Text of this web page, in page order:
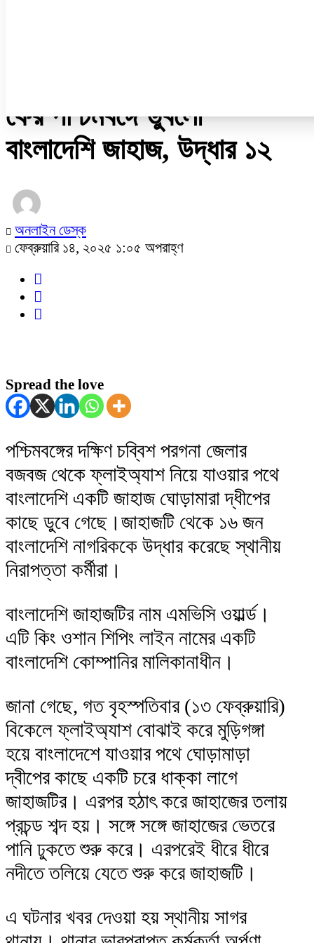
ফের পশ্চিমবঙ্গে ডুবলো
বাংলাদেশি জাহাজ, উদ্ধার ১২
অনলাইন ডেস্ক
ফেব্রুয়ারি ১৪, ২০২৫ ১:০৫ অপরাহ্ণ
Spread the love
পশ্চিমবঙ্গের দক্ষিণ চব্বিশ পরগনা জেলার
বজবজ থেকে ফ্লাইঅ্যাশ নিয়ে যাওয়ার পথে
বাংলাদেশি একটি জাহাজ ঘোড়ামারা দ্ধীপের
কাছে ডুবে গেছে।জাহাজটি থেকে ১৬ জন
বাংলাদেশি নাগরিককে উদ্ধার করেছে স্থানীয়
নিরাপত্তা কর্মীরা।
বাংলাদেশি জাহাজটির নাম এমভিসি ওয়ার্ল্ড।
এটি কিং ওশান শিপিং লাইন নামের একটি
বাংলাদেশি কোম্পানির মালিকানাধীন।
জানা গেছে, গত বৃহস্পতিবার (১৩ ফেব্রুয়ারি)
বিকেলে ফ্লাইঅ্যাশ বোঝাই করে মুড়িগঙ্গা
হয়ে বাংলাদেশে যাওয়ার পথে ঘোড়ামাড়া
দ্বীপের কাছে একটি চরে ধাক্কা লাগে
জাহাজটির। এরপর হঠাৎ করে জাহাজের তলায়
প্রচন্ড শব্দ হয়। সঙ্গে সঙ্গে জাহাজের ভেতরে
পানি ঢুকতে শুরু করে। এরপরেই ধীরে ধীরে
নদীতে তলিয়ে যেতে শুরু করে জাহাজটি।
এ ঘটনার খবর দেওয়া হয় স্থানীয় সাগর